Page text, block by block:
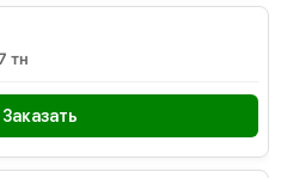
тн
Заказать